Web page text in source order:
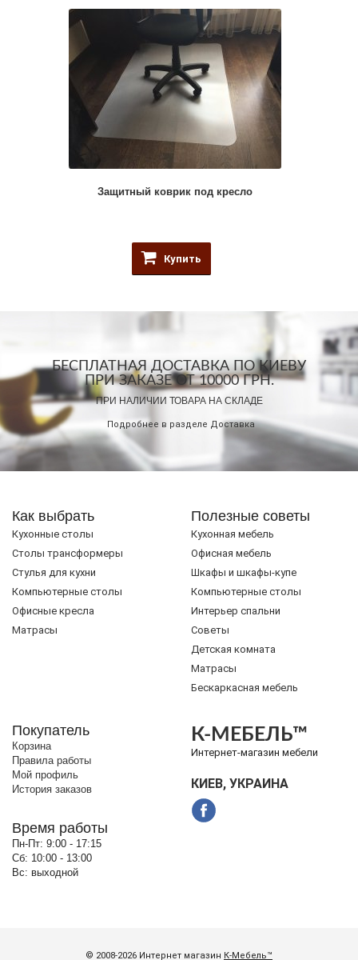
Защитный коврик под кресло
Купить
БЕСПЛАТНАЯ ДОСТАВКА ПО КИЕВУ
ПРИ ЗАКАЗЕ ОТ 10000 ГРН.
ПРИ НАЛИЧИИ ТОВАРА НА СКЛАДЕ
Подробнее в разделе Доставка
Как выбрать
Кухонные столы
Cтолы трансформеры
Стулья для кухни
Компьютерные столы
Офисные кресла
Матрасы
Полезные советы
Кухонная мебель
Офисная мебель
Шкафы и шкафы-купе
Компьютерные столы
Интерьер спальни
Советы
Детская комната
Матрасы
Бескаркасная мебель
© 2008-2026 Интернет магазин К-Мебель™
Покупатель
Корзина
Правила работы
Мой профиль
История заказов
Время работы
Пн-Пт: 9:00 - 17:15
Сб: 10:00 - 13:00
Вс: выходной
К-МЕБЕЛЬ™
Интернет-магазин мебели
КИЕВ, УКРАИНА